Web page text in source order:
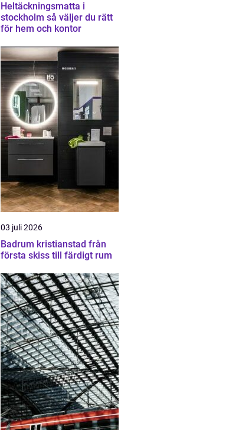
Heltäckningsmatta i
stockholm så väljer du rätt
för hem och kontor
03 juli 2026
Badrum kristianstad från
första skiss till färdigt rum